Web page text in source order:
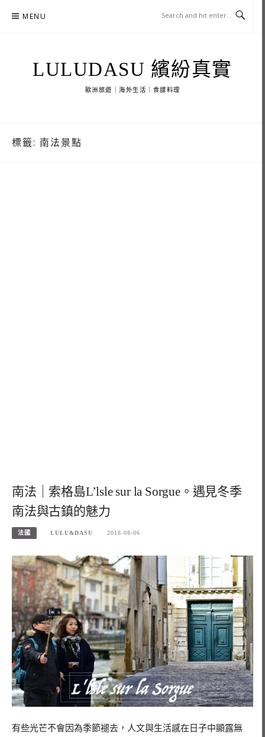
MENU
LULUDASU 繽紛真實
歐洲旅遊｜海外生活｜食譜料理
標籤: 南法景點
南法｜索格島L’lsle sur la Sorgue。遇見冬季
南法與古鎮的魅力
法國 LULU&DASU 2018-08-06
有些光芒不會因為季節褪去，人文與生活感在日子中顯露無